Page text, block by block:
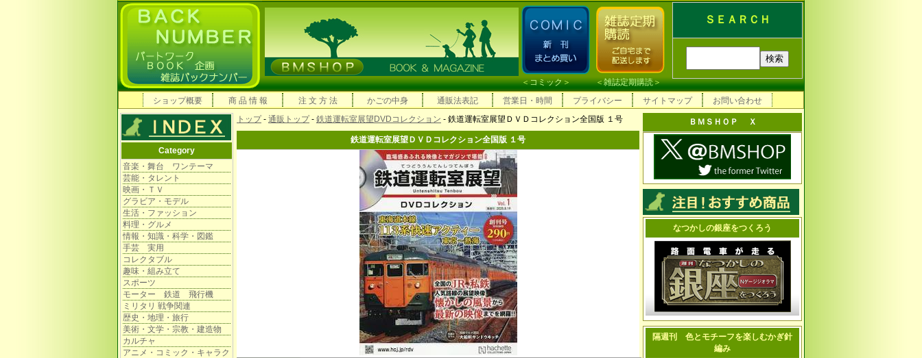
ＳＥＡＲＣＨ
＜コミック＞ ＜雑誌定期購読＞
ショップ概要
商 品 情 報 注 文 方 法 かごの中身 通販法表記 営業日・時間 プライバシー サイトマップ お問い合わせ
Category
音楽・舞台 ワンテーマ
芸能・タレント
映画・ＴＶ
グラビア・モデル
生活・ファッション
料理・グルメ
情報・知識・科学・図鑑
手芸 実用
コレクタブル
趣味・組み立て
スポーツ
モーター 鉄道 飛行機
ミリタリ 戦争関連
歴史・地理・旅行
美術・文学・宗教・建造物
カルチャ
アニメ・コミック・キャラク
トップ- 通販トップ- 鉄道運転室展望DVDコレクション - 鉄道運転室展望ＤＶＤコレクション全国版 １号
鉄道運転室展望ＤＶＤコレクション全国版 １号
ＢＭＳＨＯＰ Ｘ
なつかしの銀座をつくろう
隔週刊 色とモチーフを楽しむかぎ針
編み